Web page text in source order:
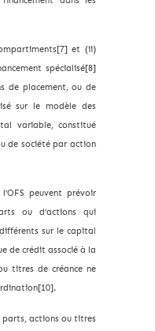
et (ii)
spécialisé[8]
de placement, ou de
sur le modèle des
variable, constitué
de société par action
peuvent prévoir
ou d’actions qui
sur le capital
de crédit associé à la
titres de créance ne
parts, actions ou titres